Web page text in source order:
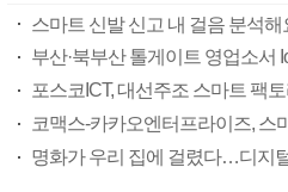
스마트 신발 신고 내 걸음 분석해
부산·북부산 톨게이트 영업소서
포스코ICT, 대선주조 스마트 팩
코맥스-카카오엔터프라이즈, 스
명화가 우리 집에 걸렸다…디지